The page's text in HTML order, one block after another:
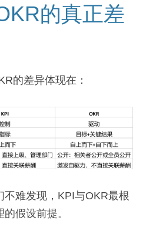
的真正差
的差异体现在：
不难发现，KPI与OKR最根
假设前提。